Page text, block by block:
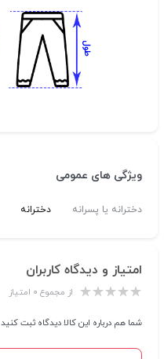
ویژگی های عمومی
دخترانه یا پسرانه دخترانه
امتیاز و دیدگاه کاربران
از مجموع ۰ امتیاز
شما هم درباره این کالا دیدگاه ثبت کنید